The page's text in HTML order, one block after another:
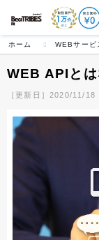
ホーム WEBサービ
WEB APIとは
［更新日］2020/11/18